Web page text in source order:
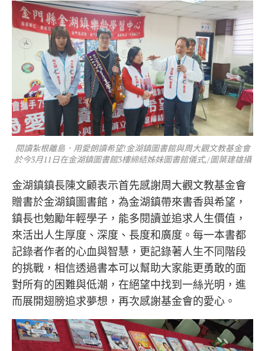
閱讀紮根離島．用愛朗讀希望!金湖鎮圖書館與周大觀文教基金會
於今3月11日在金湖鎮圖書館3樓締結姊妹圖書館儀式,/圖葉建雄攝
金湖鎮鎮長陳文顧表示首先感謝周大觀文教基金會
贈書於金湖鎮圖書館，為金湖鎮帶來書香與希望，
鎮長也勉勵年輕學子，能多閱讀並追求人生價值，
來活出人生厚度、深度、長度和廣度。每一本書都
記錄者作者的心血與智慧，更記錄著人生不同階段
的挑戰，相信透過書本可以幫助大家能更勇敢的面
對所有的困難與低潮，在絕望中找到一絲光明，進
而展開翅膀追求夢想，再次感謝基金會的愛心。